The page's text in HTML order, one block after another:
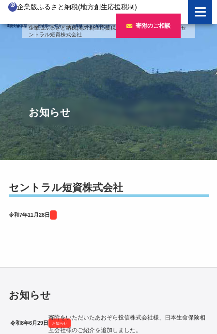
企業版ふるさと納税(地方創生応援税制)
寄附対象事業 茨城県のご紹介 企業版ふるさと納税とは 寄附のご相談
企業版ふるさと納税とは
制度の概要
企業版ふるさと納税(人材派遣型)
寄附をいただいた企業様
寄附対象事業のご紹介
新しい豊かさを推進する事業
新しい安心安全を推進する事業
新しい人財育成を推進する事業
新しい夢・希望を推進する事業
事業検索フォーム
茨城県のご紹介
茨城のポテンシャル
「新しい茨城」への4つのチャレンジ
寄附をいただいた企業様
令和7年度寄附企業一覧
令和6年度寄附企業一覧
令和5年度寄附企業一覧
令和4年度寄附企業一覧
企業版ふるさと納税(地方創生応援税制) >バナー>令和7年度
セ
ントラル短資株式会社
お知らせ
セントラル短資株式会社
令和7年11月28日
お知らせ
令和8年6月29日 お知らせ
寄附をいただいたあおぞら投信株式会社様、日本生命保険相
互会社様のご紹介を追加しました。